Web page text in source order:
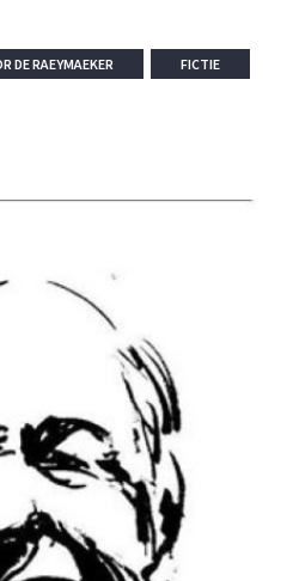
DE RAEYMAEKER FICTIE